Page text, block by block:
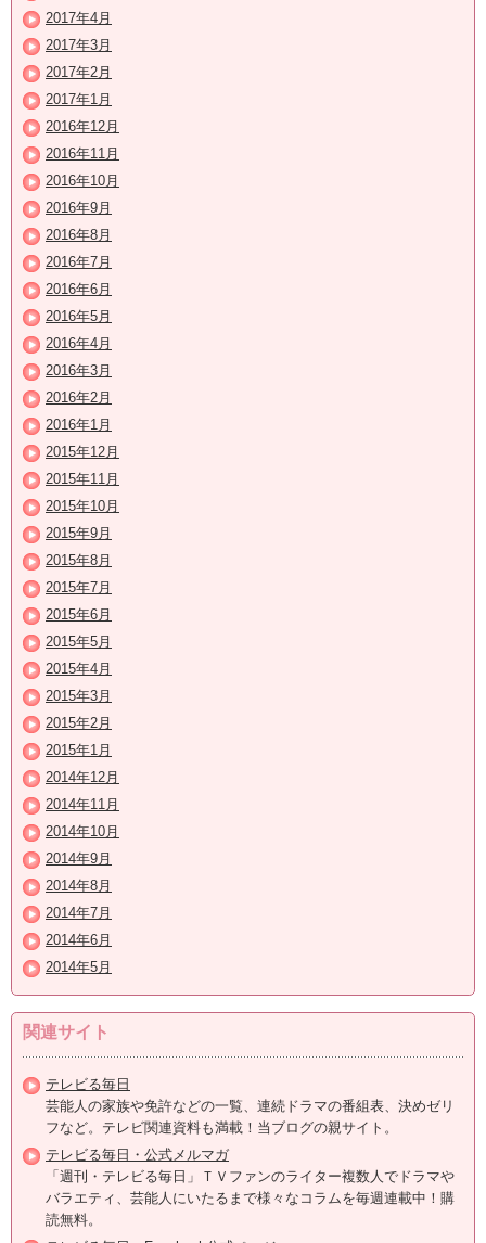
2017年4月
2017年3月
2017年2月
2017年1月
2016年12月
2016年11月
2016年10月
2016年9月
2016年8月
2016年7月
2016年6月
2016年5月
2016年4月
2016年3月
2016年2月
2016年1月
2015年12月
2015年11月
2015年10月
2015年9月
2015年8月
2015年7月
2015年6月
2015年5月
2015年4月
2015年3月
2015年2月
2015年1月
2014年12月
2014年11月
2014年10月
2014年9月
2014年8月
2014年7月
2014年6月
2014年5月
関連サイト
テレビる毎日
芸能人の家族や免許などの一覧、連続ドラマの番組表、決めゼリ
フなど。テレビ関連資料も満載！当ブログの親サイト。
テレビる毎日・公式メルマガ
「週刊・テレビる毎日」ＴＶファンのライター複数人でドラマや
バラエティ、芸能人にいたるまで様々なコラムを毎週連載中！購
読無料。